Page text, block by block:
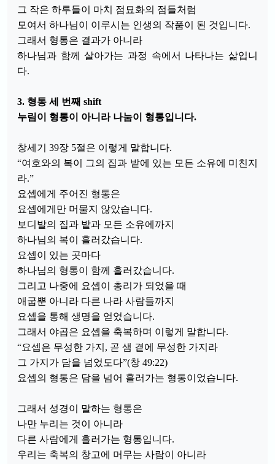
그 작은 하루들이 마치 점묘화의 점들처럼
모여서 하나님이 이루시는 인생의 작품이 된 것입니다.
그래서 형통은 결과가 아니라
하나님과 함께 살아가는 과정 속에서 나타나는 삶입니
다.
3. 형통 세 번째 shift
누림이 형통이 아니라 나눔이 형통입니다.
창세기 39장 5절은 이렇게 말합니다.
“여호와의 복이 그의 집과 밭에 있는 모든 소유에 미친지
라.”
요셉에게 주어진 형통은
요셉에게만 머물지 않았습니다.
보디발의 집과 밭과 모든 소유에까지
하나님의 복이 흘러갔습니다.
요셉이 있는 곳마다
하나님의 형통이 함께 흘러갔습니다.
그리고 나중에 요셉이 총리가 되었을 때
애굽뿐 아니라 다른 나라 사람들까지
요셉을 통해 생명을 얻었습니다.
그래서 야곱은 요셉을 축복하며 이렇게 말합니다.
“요셉은 무성한 가지, 곧 샘 곁에 무성한 가지라
그 가지가 담을 넘었도다”(창 49:22)
요셉의 형통은 담을 넘어 흘러가는 형통이었습니다.
그래서 성경이 말하는 형통은
나만 누리는 것이 아니라
다른 사람에게 흘러가는 형통입니다.
우리는 축복의 창고에 머무는 사람이 아니라